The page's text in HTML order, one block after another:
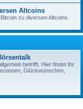
Altcoins
zu diversen Altcoins.
betrifft. Hier findet Ihr
Glückwünschen,